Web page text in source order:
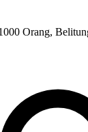
Orang,